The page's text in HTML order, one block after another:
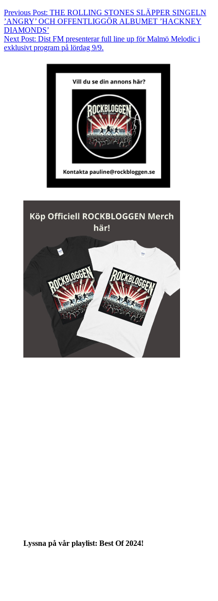
Previous Post: THE ROLLING STONES SLÄPPER SINGELN
’ANGRY’ OCH OFFENTLIGGÖR ALBUMET ’HACKNEY
DIAMONDS’
Next Post: Dist FM presenterar full line up för Malmö Melodic i
exklusivt program på lördag 9/9.
Lyssna på vår playlist: Best Of 2024!